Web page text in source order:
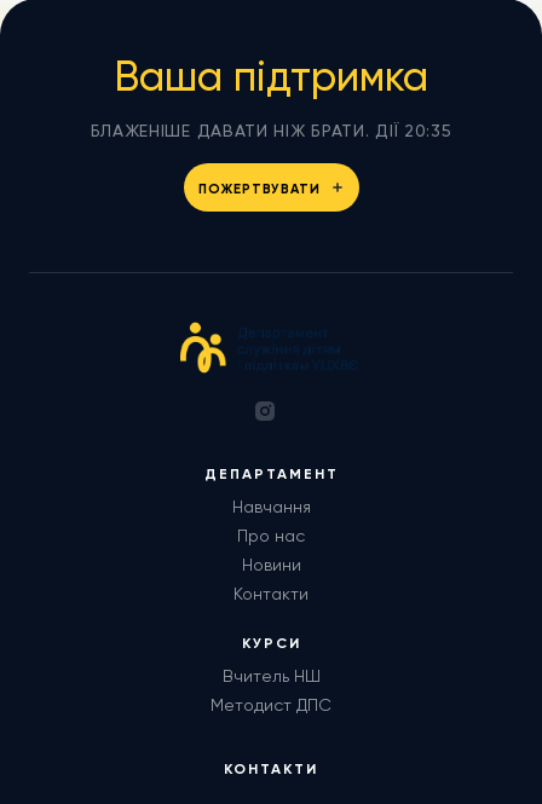
Ваша підтримка
БЛАЖЕНІШЕ ДАВАТИ НІЖ БРАТИ. ДІЇ 20:35
ПОЖЕРТВУВАТИ
ДЕПАРТАМЕНТ
Навчання
Про нас
Новини
Контакти
КУРСИ
Вчитель НШ
Методист ДПС
КОНТАКТИ